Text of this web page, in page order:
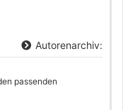
Autorenarchiv:
passenden